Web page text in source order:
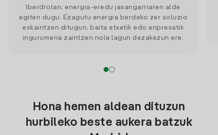
Iberdrolan, energia-eredu jasangarriaren alde
egiten dugu. Ezagutu energia berdeko zer soluzio
eskaintzen ditugun, baita etxetik edo enpresatik
ingurumena zaintzen nola lagun dezakezun ere.
Hona hemen aldean dituzun
hurbileko beste aukera batzuk